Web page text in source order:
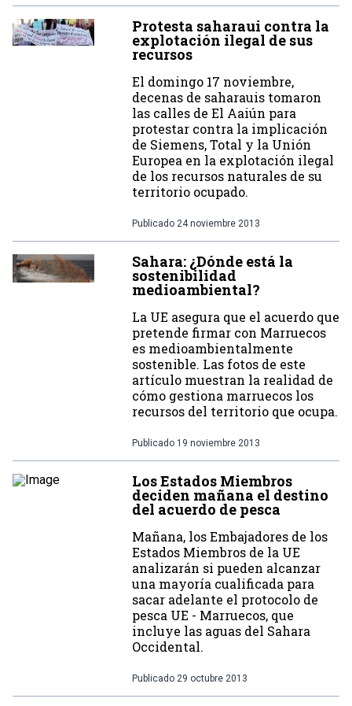
Protesta saharaui contra la
explotación ilegal de sus
recursos
El domingo 17 noviembre,
decenas de saharauis tomaron
las calles de El Aaiún para
protestar contra la implicación
de Siemens, Total y la Unión
Europea en la explotación ilegal
de los recursos naturales de su
territorio ocupado.
Publicado 24 noviembre 2013
Sahara: ¿Dónde está la
sostenibilidad
medioambiental?
La UE asegura que el acuerdo que
pretende firmar con Marruecos
es medioambientalmente
sostenible. Las fotos de este
artículo muestran la realidad de
cómo gestiona marruecos los
recursos del territorio que ocupa.
Publicado 19 noviembre 2013
Los Estados Miembros
deciden mañana el destino
del acuerdo de pesca
Mañana, los Embajadores de los
Estados Miembros de la UE
analizarán si pueden alcanzar
una mayoría cualificada para
sacar adelante el protocolo de
pesca UE - Marruecos, que
incluye las aguas del Sahara
Occidental.
Publicado 29 octubre 2013